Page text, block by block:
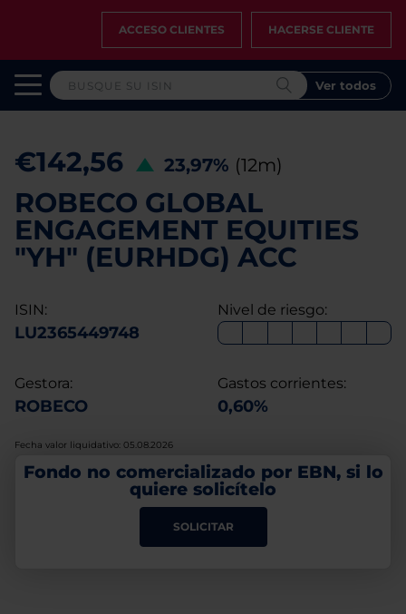
ACCESO CLIENTES HACERSE CLIENTE
Ver todos
€142,56 23,97% (12m)
ROBECO GLOBAL
ENGAGEMENT EQUITIES
"YH" (EURHDG) ACC
ISIN:
LU2365449748
Nivel de riesgo:
Gestora:
ROBECO
Gastos corrientes:
0,60%
Fecha valor liquidativo: 05.08.2026
Fondo no comercializado por EBN, si lo
quiere solicítelo
SOLICITAR